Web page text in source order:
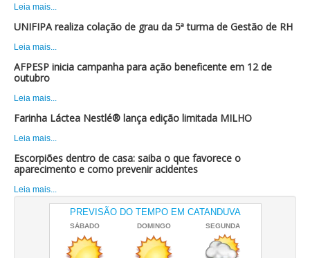
Leia mais...
UNIFIPA realiza colação de grau da 5ª turma de Gestão de RH
Leia mais...
AFPESP inicia campanha para ação beneficente em 12 de
outubro
Leia mais...
Farinha Láctea Nestlé® lança edição limitada MILHO
Leia mais...
Escorpiões dentro de casa: saiba o que favorece o
aparecimento e como prevenir acidentes
Leia mais...